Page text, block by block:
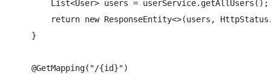
        List<User> users = userService.getAllUsers();
return new ResponseEntity<>(users,
    }
    @GetMapping("/{id}")